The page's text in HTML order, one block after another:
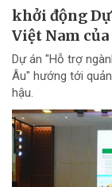
khởi động
Việt Nam
Dự án "Hỗ trợ
Âu" hướng tới
hậu.